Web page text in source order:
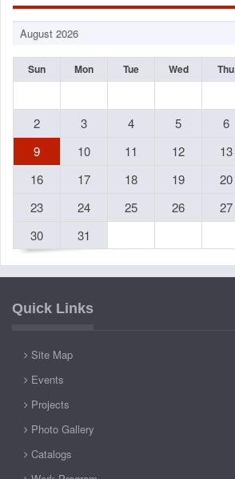
Sun Mon Tue Wed Thu
2
3 4 5 6
9
10 11 12 13
16
17 18 19 20
23
24 25 26 27
30
31
Quick Links
Site Map
Events
Projects
Photo Gallery
Catalogs